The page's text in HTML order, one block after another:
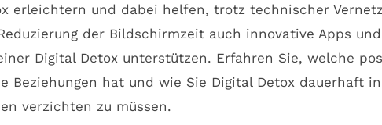
erleichtern und dabei helfen, trotz technischer
der Bildschirmzeit auch innovative Apps
Digital Detox unterstützen. Erfahren Sie, welche
Beziehungen hat und wie Sie Digital Detox dauerhaft
verzichten zu müssen.